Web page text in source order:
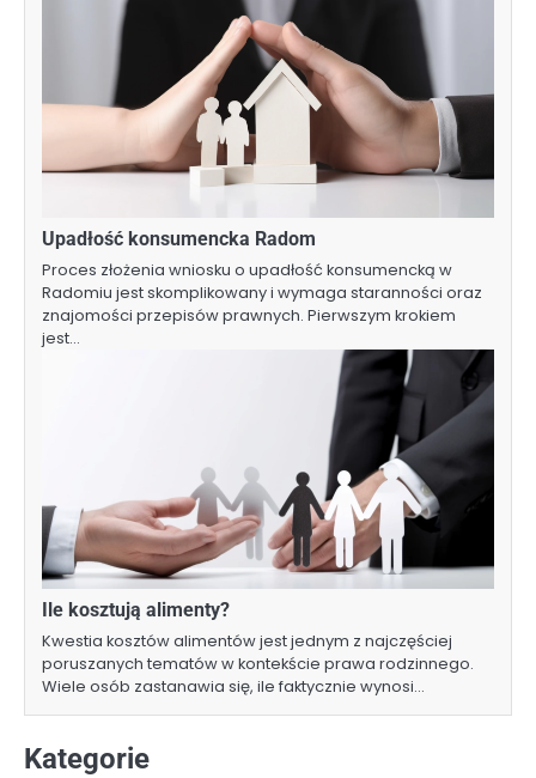
Upadłość konsumencka Radom
Proces złożenia wniosku o upadłość konsumencką w
Radomiu jest skomplikowany i wymaga staranności oraz
znajomości przepisów prawnych. Pierwszym krokiem
jest…
Ile kosztują alimenty?
Kwestia kosztów alimentów jest jednym z najczęściej
poruszanych tematów w kontekście prawa rodzinnego.
Wiele osób zastanawia się, ile faktycznie wynosi…
Kategorie